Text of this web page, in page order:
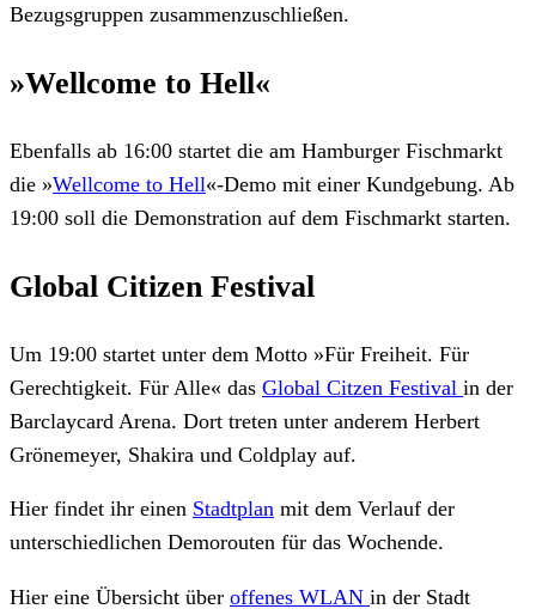
Bezugsgruppen zusammenzuschließen.
»Wellcome to Hell«
Ebenfalls ab 16:00 startet die am Hamburger Fischmarkt
die »Wellcome to Hell«-Demo mit einer Kundgebung. Ab
19:00 soll die Demonstration auf dem Fischmarkt starten.
Global Citizen Festival
Um 19:00 startet unter dem Motto »Für Freiheit. Für
Gerechtigkeit. Für Alle« das Global Citzen Festival in der
Barclaycard Arena. Dort treten unter anderem Herbert
Grönemeyer, Shakira und Coldplay auf.
Hier findet ihr einen Stadtplan mit dem Verlauf der
unterschiedlichen Demorouten für das Wochende.
Hier eine Übersicht über offenes WLAN in der Stadt